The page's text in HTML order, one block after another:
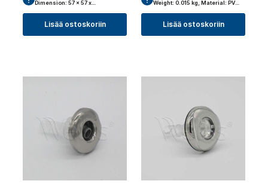
Dimension: 57 x 57 x…
Lisää ostoskoriin
Weight: 0.015 kg, Material: PV…
Lisää ostoskoriin